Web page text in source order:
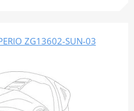
ZG13602-SUN-03